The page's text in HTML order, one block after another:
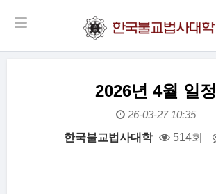
2026년 4월 일정
26-03-27 10:35
한국불교법사대학 514회